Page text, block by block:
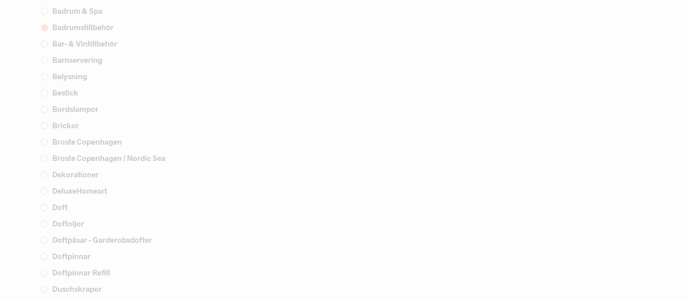
Badrum & Spa
Badrumstillbehör
Bar- & Vintillbehör
Barnservering
Belysning
Bestick
Bordslampor
Brickor
Broste Copenhagen
Broste Copenhagen | Nordic Sea
Dekorationer
DeluxeHomeart
Doft
Doftoljor
Doftpåsar - Garderobsdofter
Doftpinnar
Doftpinnar Refill
Duschskrapor